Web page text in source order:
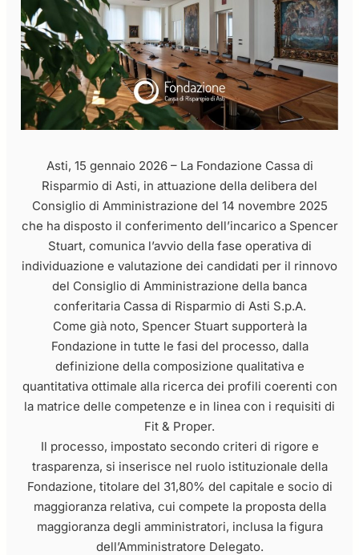
Asti, 15 gennaio 2026 – La Fondazione Cassa di
Risparmio di Asti, in attuazione della delibera del
Consiglio di Amministrazione del 14 novembre 2025
che ha disposto il conferimento dell’incarico a Spencer
Stuart, comunica l’avvio della fase operativa di
individuazione e valutazione dei candidati per il rinnovo
del Consiglio di Amministrazione della banca
conferitaria Cassa di Risparmio di Asti S.p.A.
Come già noto, Spencer Stuart supporterà la
Fondazione in tutte le fasi del processo, dalla
definizione della composizione qualitativa e
quantitativa ottimale alla ricerca dei profili coerenti con
la matrice delle competenze e in linea con i requisiti di
Fit & Proper.
Il processo, impostato secondo criteri di rigore e
trasparenza, si inserisce nel ruolo istituzionale della
Fondazione, titolare del 31,80% del capitale e socio di
maggioranza relativa, cui compete la proposta della
maggioranza degli amministratori, inclusa la figura
dell’Amministratore Delegato.